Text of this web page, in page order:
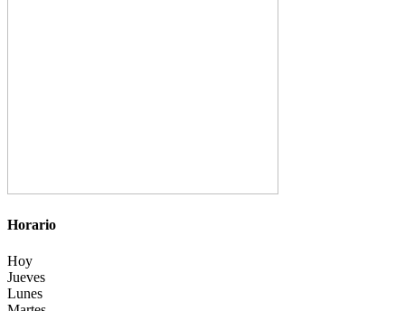
Horario
Hoy
Jueves
Lunes